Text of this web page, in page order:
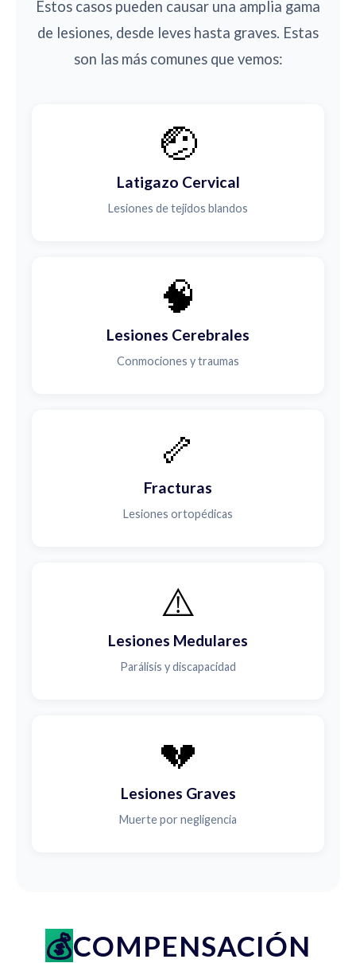
Estos casos pueden causar una amplia gama
de lesiones, desde leves hasta graves. Estas
son las más comunes que vemos:
🤕
Latigazo Cervical
Lesiones de tejidos blandos
🧠
Lesiones Cerebrales
Conmociones y traumas
🦴
Fracturas
Lesiones ortopédicas
⚠️
Lesiones Medulares
Parálisis y discapacidad
💔
Lesiones Graves
Muerte por negligencia
COMPENSACIÓN